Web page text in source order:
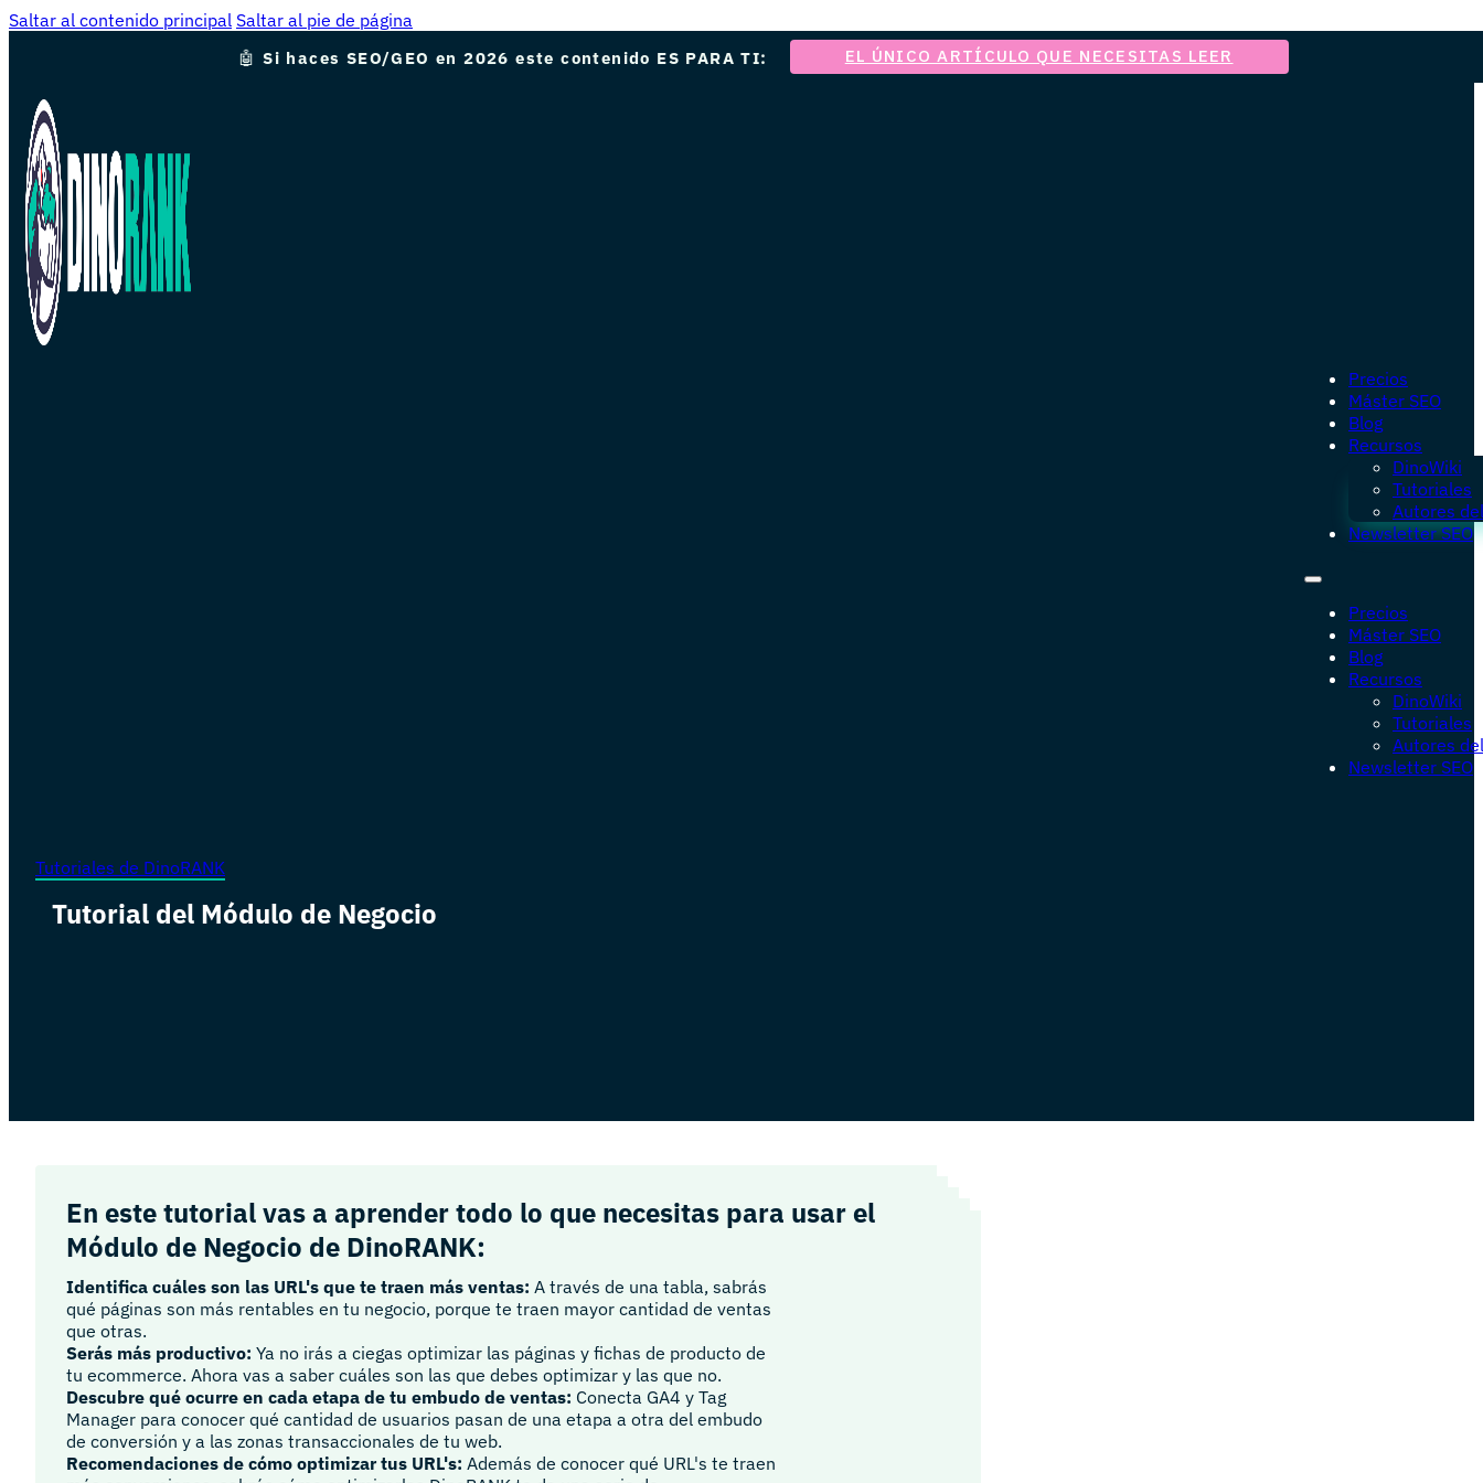
Saltar al contenido principal Saltar al pie de página
🤖Si haces SEO/GEO en 2026 este contenido ES PARA TI: EL ÚNICO ARTÍCULO QUE NECESITAS LEER
Precios
Máster SEO
Blog
Recursos
DinoWiki
Tutoriales
Autores
Newsletter SEO
Precios
Máster SEO
Blog
Recursos
DinoWiki
Tutoriales
Autores
Newsletter SEO
Tutoriales de DinoRANK
Tutorial del Módulo de Negocio
En este tutorial vas a aprender todo lo que necesitas para usar el
Módulo de Negocio de DinoRANK:
Identifica cuáles son las URL's que te traen más ventas: A través de una tabla, sabrás
qué páginas son más rentables en tu negocio, porque te traen mayor cantidad de ventas
que otras.
Serás más productivo: Ya no irás a ciegas optimizar las páginas y fichas de producto de
tu ecommerce. Ahora vas a saber cuáles son las que debes optimizar y las que no.
Descubre qué ocurre en cada etapa de tu embudo de ventas: Conecta GA4 y Tag
Manager para conocer qué cantidad de usuarios pasan de una etapa a otra del embudo
de conversión y a las zonas transaccionales de tu web.
Recomendaciones de cómo optimizar tus URL's: Además de conocer qué URL's te traen